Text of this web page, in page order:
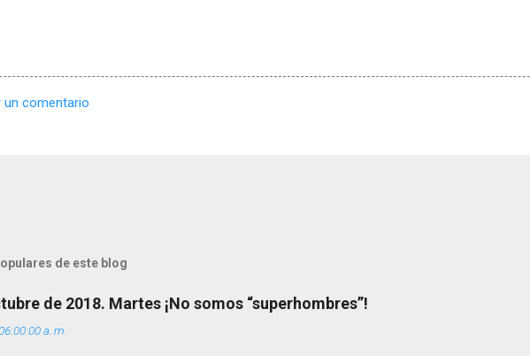
un comentario
de este blog
de 2018. Martes ¡No somos “superhombres”!
a. m.